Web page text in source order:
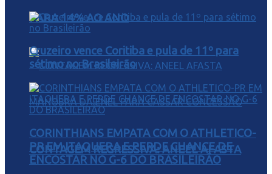
PARA 14% AO ANO
CONTAGEM REGRESSIVA: ANEEL AFASTA
Cruzeiro vence Coritiba e pula de 11º para
sétimo no Brasileirão
CORINTHIANS EMPATA COM O ATHLETICO-
PR EM ITAQUERA E PERDE CHANCE DE
ENCOSTAR NO G-6 DO BRASILEIRÃO